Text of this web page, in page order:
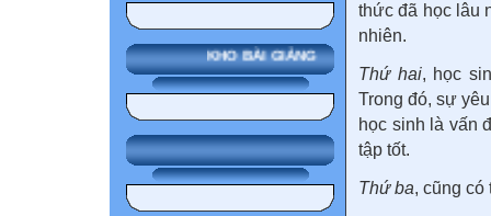
KHO BÀI GIẢNG
thức đã học lâu
nhiên.
Thứ hai, học
Trong đó, sự
học sinh là vấn
tập tốt.
Thứ ba, cũng